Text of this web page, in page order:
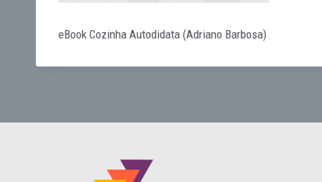
eBook Cozinha Autodidata (Adriano Barbosa)